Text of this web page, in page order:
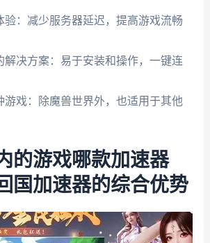
验：减少服务器延迟，提高游戏流畅
解决方案：易于安装和操作，一键连
游戏：除魔兽世界外，也适用于其他
的游戏哪款加速器
国加速器的综合优势